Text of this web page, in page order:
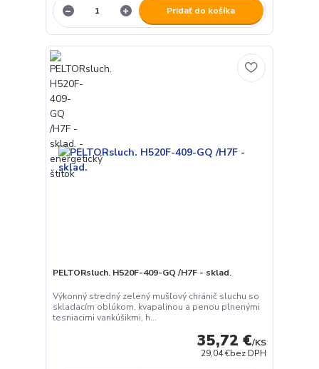
Pridať do košíka
PELTORsluch. H520F-409-GQ /H7F - sklad.
Výkonný stredný zelený mušľový chránič sluchu so
skladacím oblúkom, kvapalinou a penou plnenými
tesniacimi vankúšikmi, h...
35,72 €/KS
29,04 €bez DPH